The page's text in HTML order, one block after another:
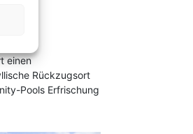
einen
Rückzugsort
Pools Erfrischung